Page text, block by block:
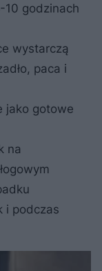
10 godzinach
wystarczą
paca i
jako gotowe
na
i podczas